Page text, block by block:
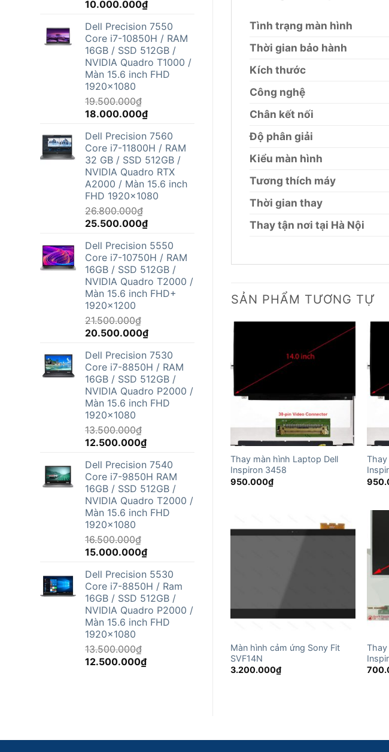
Giá
là:
11.500.000₫.
10.000.000₫Giá
tại
là:
10.000.000₫.
Dell Precision 7550
Core i7-10850H / RAM
16GB / SSD 512GB /
NVIDIA Quadro T1000 /
Màn 15.6 inch FHD
1920x1080
19.500.000₫
Giá
là:
19.500.000₫.
18.000.000₫Giá
tại
là:
18.000.000₫.
Dell Precision 7560
Core i7-11800H / RAM
32 GB / SSD 512GB /
NVIDIA Quadro RTX
A2000 / Màn 15.6 inch
FHD 1920x1080
26.800.000₫
Giá
là:
26.800.000₫.
25.500.000₫Giá
tại
là:
25.500.000₫.
Dell Precision 5550
Core i7-10750H / RAM
16GB / SSD 512GB /
NVIDIA Quadro T2000 /
Màn 15.6 inch FHD+
1920x1200
21.500.000₫
Giá
là:
21.500.000₫.
20.500.000₫Giá
tại
là:
20.500.000₫.
Dell Precision 7530
Core i7-8850H / RAM
16GB / SSD 512GB /
NVIDIA Quadro P2000 /
Màn 15.6 inch FHD
1920x1080
13.500.000₫
Giá
là:
13.500.000₫.
12.500.000₫Giá
tại
là:
12.500.000₫.
Dell Precision 7540
Core i7-9850H RAM
16GB / SSD 512GB /
NVIDIA Quadro T2000 /
Màn 15.6 inch FHD
1920x1080
16.500.000₫
Giá
là:
16.500.000₫.
15.000.000₫Giá
tại
là:
15.000.000₫.
Dell Precision 5530
Core i7-8850H / Ram
16GB / SSD 512GB /
NVIDIA Quadro P2000 /
Màn 15.6 inch FHD
1920x1080
13.500.000₫
Giá
12.500.000₫Giá
Tình trạng màn hình
Thời gian bảo hành
Kích thước
Công nghệ
Chân kết nối
Độ phân giải
Kiểu màn hình
Tương thích máy
Thời gian thay
Thay tận nơi tại Hà Nội
SẢN PHẨM TƯƠNG TỰ
Thay màn hình Laptop Dell
Inspiron 3458
950.000₫
Thay
Màn hình cảm ứng Sony Fit
SVF14N
3.200.000₫
Thay